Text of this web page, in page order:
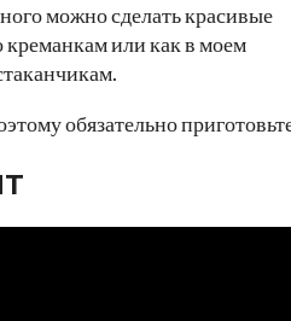
можно сделать красивые
или как в моем
обязательно